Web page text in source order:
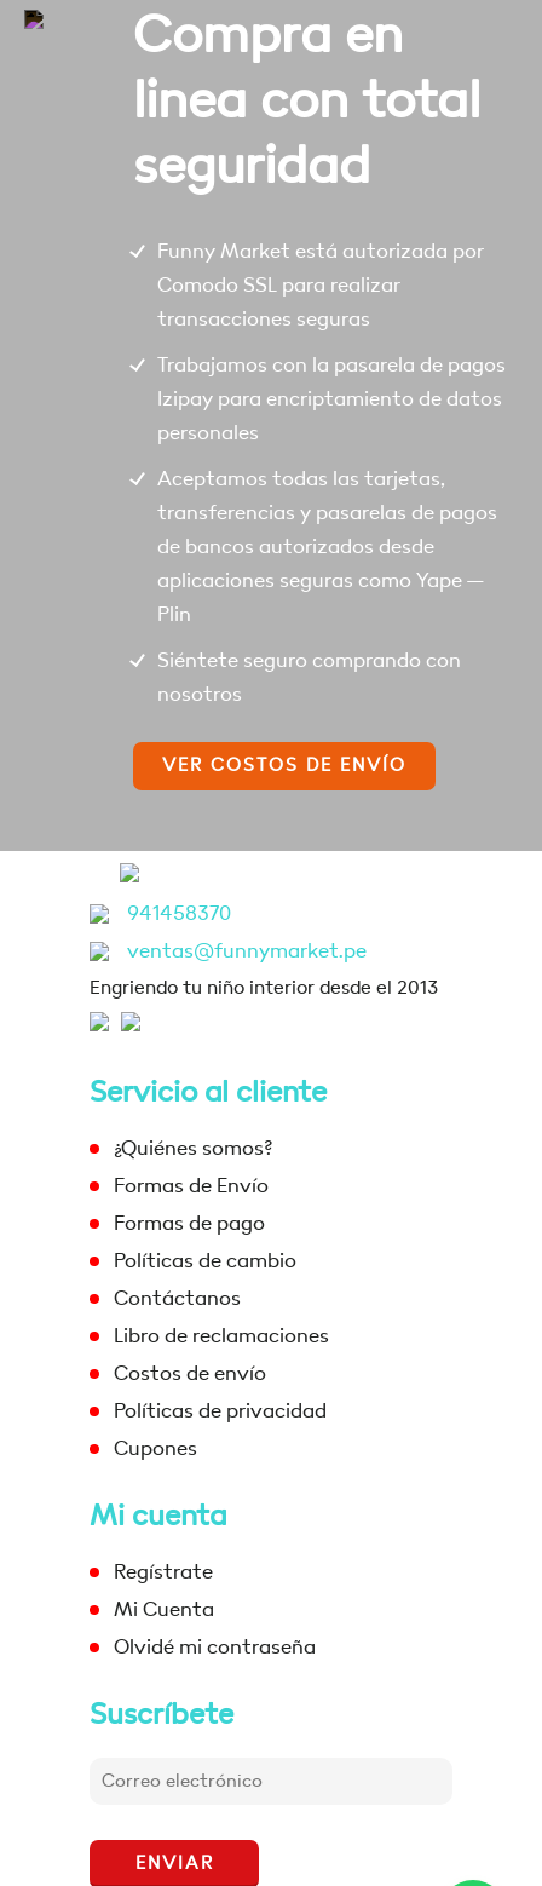
Compra en
linea con total
seguridad
Funny Market está autorizada por
Comodo SSL para realizar
transacciones seguras
Trabajamos con la pasarela de pagos
Izipay para encriptamiento de datos
personales
Aceptamos todas las tarjetas,
transferencias y pasarelas de pagos
de bancos autorizados desde
aplicaciones seguras como Yape –
Plin
Siéntete seguro comprando con
nosotros
VER COSTOS DE ENVÍO
941458370
ventas@funnymarket.pe
Engriendo tu niño interior desde el 2013
Servicio al cliente
¿Quiénes somos?
Formas de Envío
Formas de pago
Políticas de cambio
Contáctanos
Libro de reclamaciones
Costos de envío
Políticas de privacidad
Cupones
Mi cuenta
Regístrate
Mi Cuenta
Olvidé mi contraseña
Suscríbete
ENVIAR